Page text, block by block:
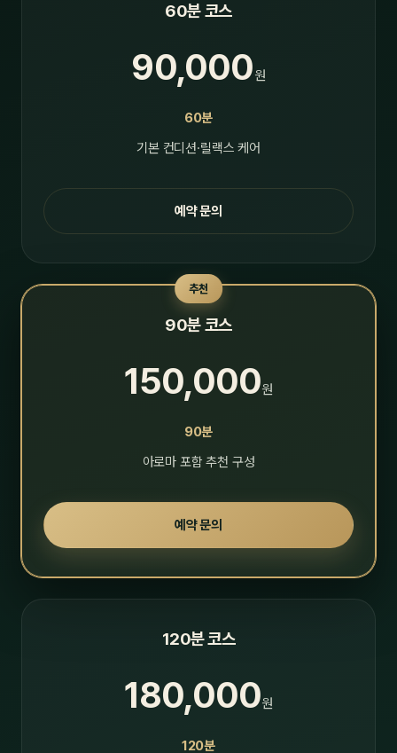
60분 코스
90,000원
60분
기본 컨디션·릴랙스 케어
예약 문의
추천
90분 코스
150,000원
90분
아로마 포함 추천 구성
예약 문의
120분 코스
180,000원
120분